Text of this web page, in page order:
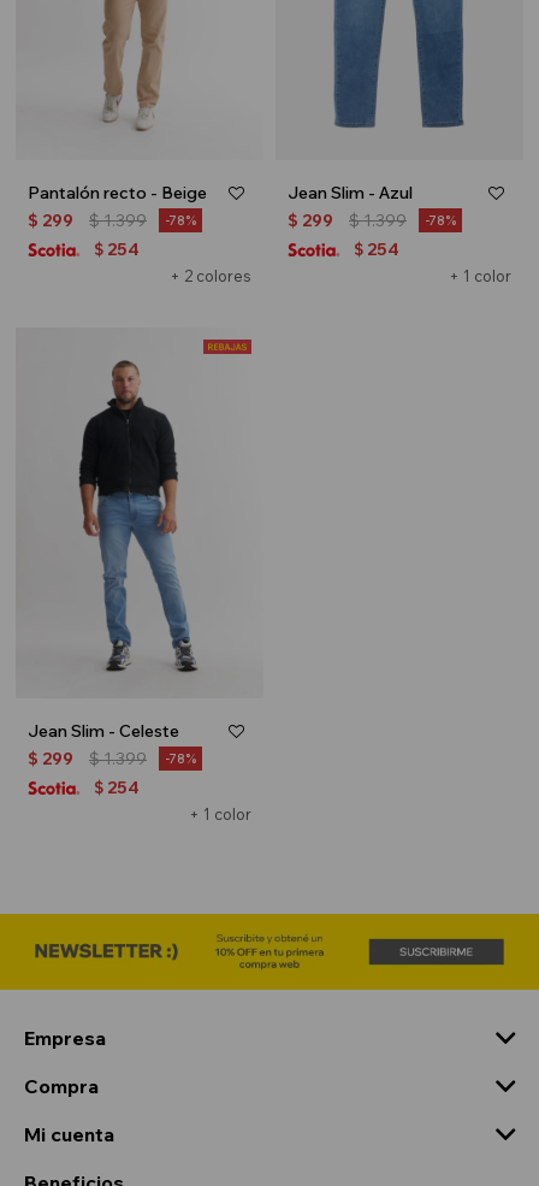
Pantalón recto - Beige
+ 2 colores
$ 299 $1.399 78
$ 254
Jean Slim - Azul
+ 1 color
$ 299 $1.399 78
$ 254
Jean Slim - Celeste
+ 1 color
$ 299 $1.399 78
$ 254
Empresa
Compra
Mi cuenta